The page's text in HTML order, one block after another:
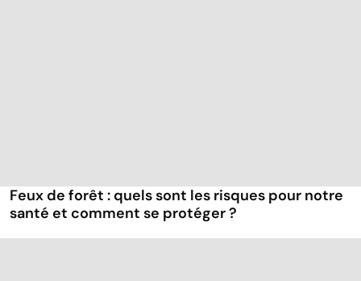
Feux de forêt : quels sont les risques pour notre
santé et comment se protéger ?